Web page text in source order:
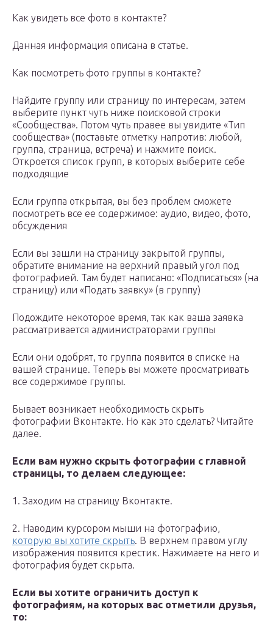
Как увидеть все фото в контакте?
Данная информация описана в статье.
Как посмотреть фото группы в контакте?
Найдите группу или страницу по интересам, затем
выберите пункт чуть ниже поисковой строки
«Сообщества». Потом чуть правее вы увидите «Тип
сообщества» (поставьте отметку напротив: любой,
группа, страница, встреча) и нажмите поиск.
Откроется список групп, в которых выберите себе
подходящие
Если группа открытая, вы без проблем сможете
посмотреть все ее содержимое: аудио, видео, фото,
обсуждения
Если вы зашли на страницу закрытой группы,
обратите внимание на верхний правый угол под
фотографией. Там будет написано: «Подписаться» (на
страницу) или «Подать заявку» (в группу)
Подождите некоторое время, так как ваша заявка
рассматривается администраторами группы
Если они одобрят, то группа появится в списке на
вашей странице. Теперь вы можете просматривать
все содержимое группы.
Бывает возникает необходимость скрыть
фотографии Вконтакте. Но как это сделать? Читайте
далее.
Если вам нужно скрыть фотографии с главной
страницы, то делаем следующее:
1. Заходим на страницу Вконтакте.
2. Наводим курсором мыши на фотографию,
которую вы хотите скрыть. В верхнем правом углу
изображения появится крестик. Нажимаете на него и
фотография будет скрыта.
Если вы хотите ограничить доступ к
фотографиям, на которых вас отметили друзья,
то: